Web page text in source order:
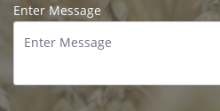
Enter Message